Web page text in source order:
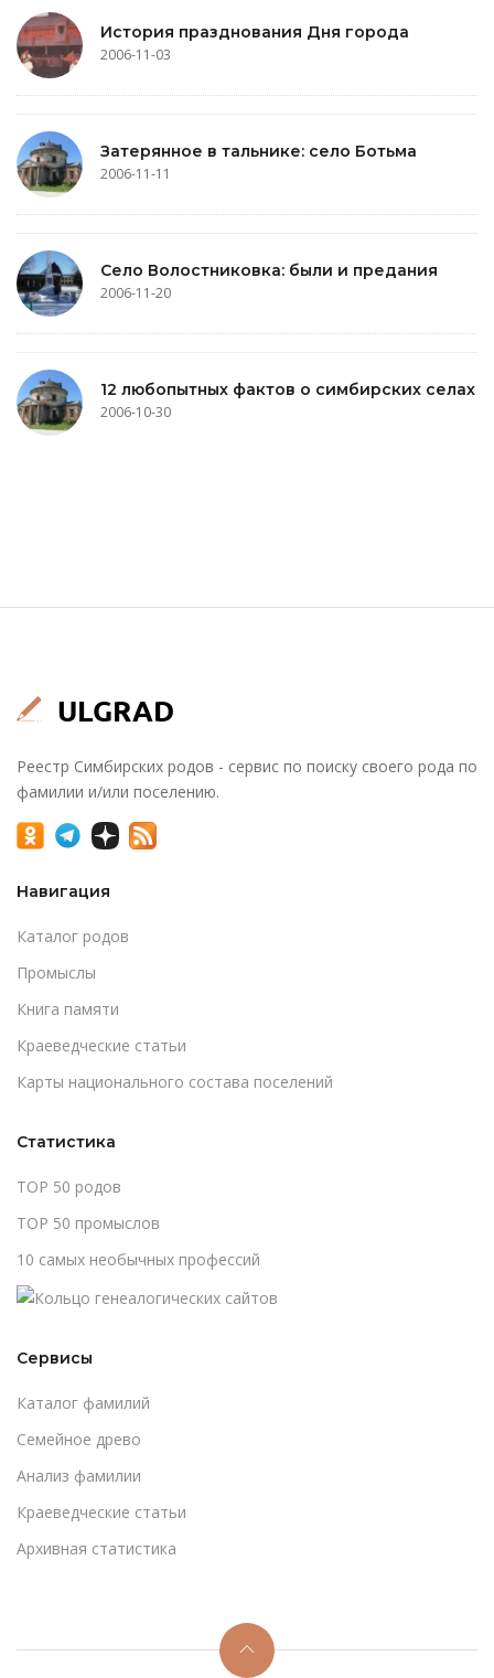
История празднования Дня города
2006-11-03
Затерянное в тальнике: село Ботьма
2006-11-11
Село Волостниковка: были и предания
2006-11-20
12 любопытных фактов о симбирских селах
2006-10-30
Реестр Симбирских родов - сервис по поиску своего рода по
фамилии и/или поселению.
Навигация
Каталог родов
Промыслы
Книга памяти
Краеведческие статьи
Карты национального состава поселений
Статистика
TOP 50 родов
TOP 50 промыслов
10 самых необычных профессий
Сервисы
Каталог фамилий
Cемейное древо
Анализ фамилии
Краеведческие статьи
Архивная статистика